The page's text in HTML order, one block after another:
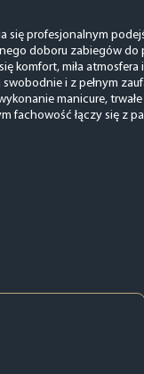
się profesjonalnym
doboru zabiegów do
komfort, miła
i z pełnym
manicure,
fachowość łączy się z